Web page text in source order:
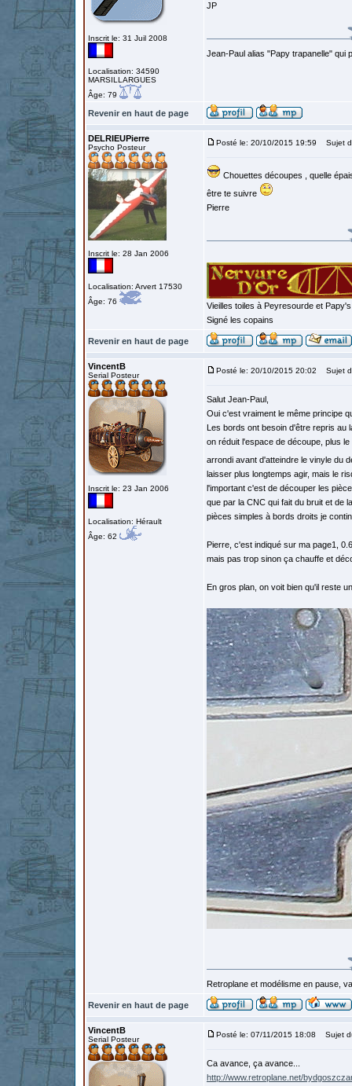
Inscrit le: 31 Juil 2008
Localisation: 34590
MARSILLARGUES
Âge: 79
JP
Jean-Paul alias "Papy trapanelle" qui
Revenir en haut de page
DELRIEUPierre
Psycho Posteur
Inscrit le: 28 Jan 2006
Localisation: Arvert 17530
Âge: 76
Posté le: 20/10/2015 19:59 Sujet
Chouettes découpes , quelle
être te suivre
Pierre
Vieilles toiles à Peyresourde et
Signé les copains
Revenir en haut de page
VincentB
Serial Posteur
Inscrit le: 23 Jan 2006
Localisation: Hérault
Âge: 62
Posté le: 20/10/2015 20:02 Sujet
Salut Jean-Paul,
Oui c'est vraiment le même principe
Les bords ont besoin d'être repris au
on réduit l'espace de découpe, plus
arrondi avant d'atteindre le vinyle du
laisser plus longtemps agir, mais le
l'important c'est de découper les
que par la CNC qui fait du bruit et de
pièces simples à bords droits je
Pierre, c'est indiqué sur ma page1,
mais pas trop sinon ça chauffe et
En gros plan, on voit bien qu'il reste
Retroplane et modélisme en pause,
Revenir en haut de page
VincentB
Serial Posteur
Posté le: 07/11/2015 18:08 Sujet
Ca avance, ça avance...
http://www.retroplane.net/